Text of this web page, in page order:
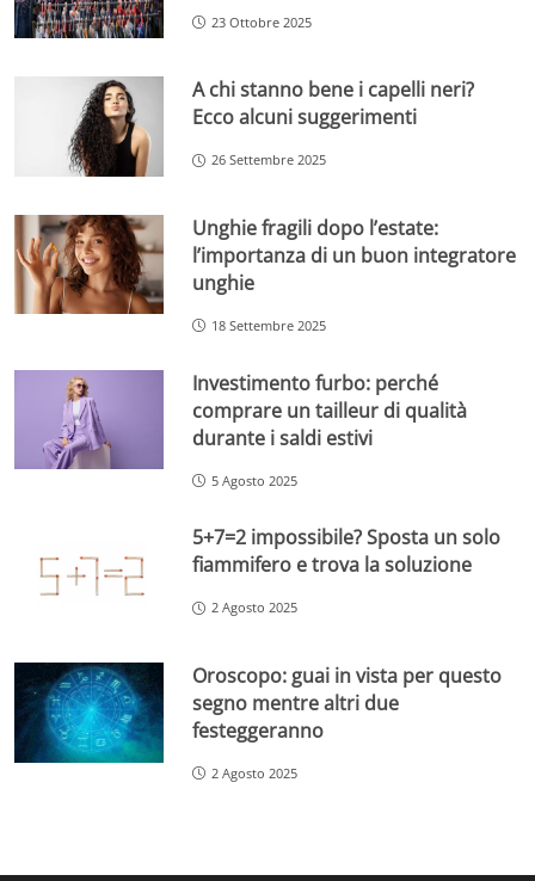
23 Ottobre 2025
A chi stanno bene i capelli neri?
Ecco alcuni suggerimenti
26 Settembre 2025
Unghie fragili dopo l’estate:
l’importanza di un buon integratore
unghie
18 Settembre 2025
Investimento furbo: perché
comprare un tailleur di qualità
durante i saldi estivi
5 Agosto 2025
5+7=2 impossibile? Sposta un solo
fiammifero e trova la soluzione
2 Agosto 2025
Oroscopo: guai in vista per questo
segno mentre altri due
festeggeranno
2 Agosto 2025